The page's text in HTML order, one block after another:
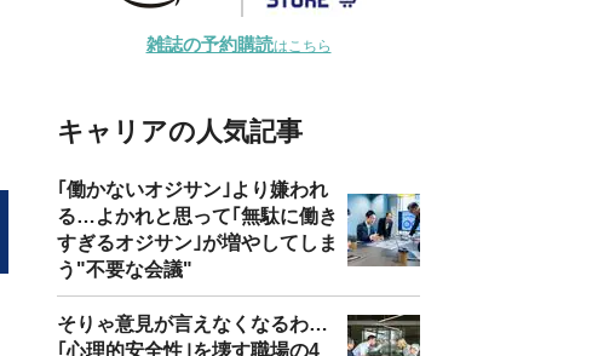
雑誌の予約購読はこちら
キャリアの人気記事
｢働かないオジサン｣より嫌われ
る…よかれと思って｢無駄に働き
すぎるオジサン｣が増やしてしま
う"不要な会議"
そりゃ意見が言えなくなるわ…
｢心理的安全性｣を壊す職場の4